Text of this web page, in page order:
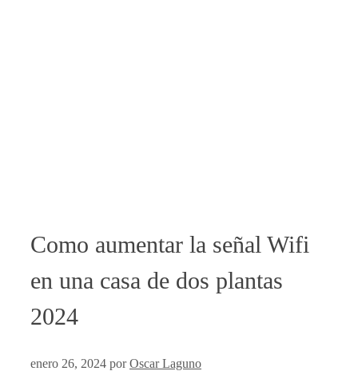
Como aumentar la señal Wifi
en una casa de dos plantas
2024
enero 26, 2024 porOscar Laguno